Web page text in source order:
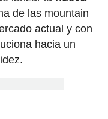
de las mountain
actual y con
hacia un